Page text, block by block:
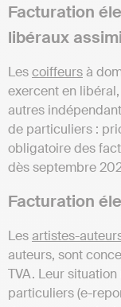
Facturation
libéraux
Lescoiffeursà
exercent en
autres
de particuliers :
obligatoire des
dès septembre
Facturation
Lesartistes-
auteurs, sont
TVA. Leur
particuliers (e-